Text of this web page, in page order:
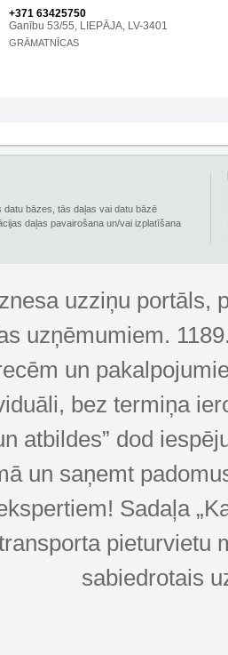
+371 63425750
Ganību 53/55, LIEPĀJA, LV-3401
GRĀMATNĪCAS
datu bāzes, tās daļas vai datu bāzē
daļas pavairošana un/vai izplatīšana
uzziņu portāls,
uzņēmumiem.
un
bez termiņa
atbildes” dod
un saņemt
Sadaļa
pieturvietu
sabiedrotais